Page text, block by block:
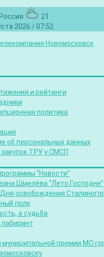
21
2026 / 07:52
и рейтинги
политика
об персональных данных
закупок ТРУ у СМСП
“Новости”
Шмелёва “Лето Господне”
освобождения
полк
а судьба
муниципальной премии МО